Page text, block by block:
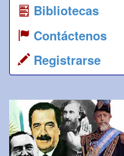
Bibliotecas
Contáctenos
Registrarse